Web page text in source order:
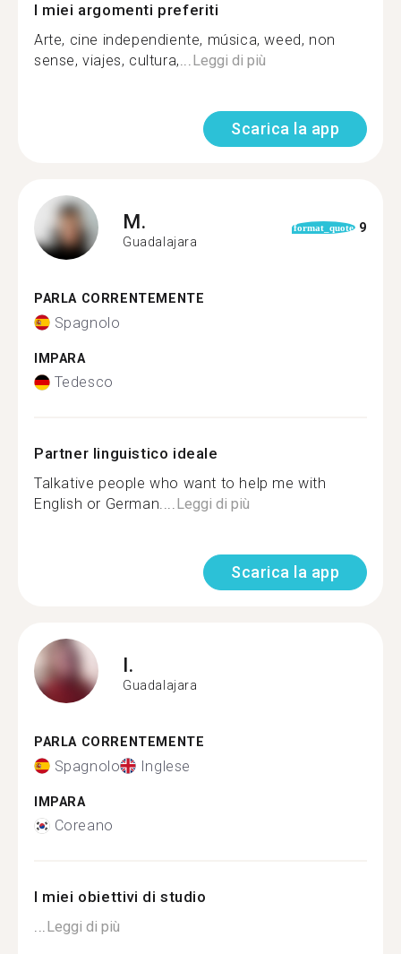
I miei argomenti preferiti
Arte, cine independiente, música, weed, non
sense, viajes, cultura,...Leggi di più
Scarica la app
M.
Guadalajara
format_quote 9
PARLA CORRENTEMENTE
Spagnolo
IMPARA
Tedesco
Partner linguistico ideale
Talkative people who want to help me with
English or German....Leggi di più
Scarica la app
I.
Guadalajara
PARLA CORRENTEMENTE
Spagnolo Inglese
IMPARA
Coreano
I miei obiettivi di studio
...Leggi di più